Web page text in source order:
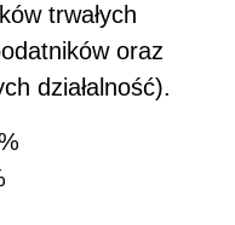
trwałych
oraz
działalność).